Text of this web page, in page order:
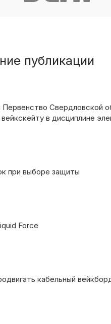
публикации
Свердловской
в дисциплине
при выборе защиты
Force
кабельный